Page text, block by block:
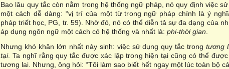
Bao lâu quy tắc còn nằm trong hệ thống ngữ pháp, nó quy định việc
một cách dễ dàng: “vị trí của một từ trong ngữ pháp chính là ý
pháp triết học, PG, tr. 59). Nhờ đó, nó có thể diễn tả sự đa dạng của
áp dụng ngôn ngữ một cách có hệ thống và nhất là: phi-thời gian
Nhưng khó khăn lớn nhất nảy sinh: việc sử dụng quy tắc trongtương
tại. Ta nghĩ rằng quy tắc được xác lập trong hiện tại cũng có thể
tương lai. Nhưng, ông hỏi: “Tôi làm sao biết hết ngay một lúc toàn bộ